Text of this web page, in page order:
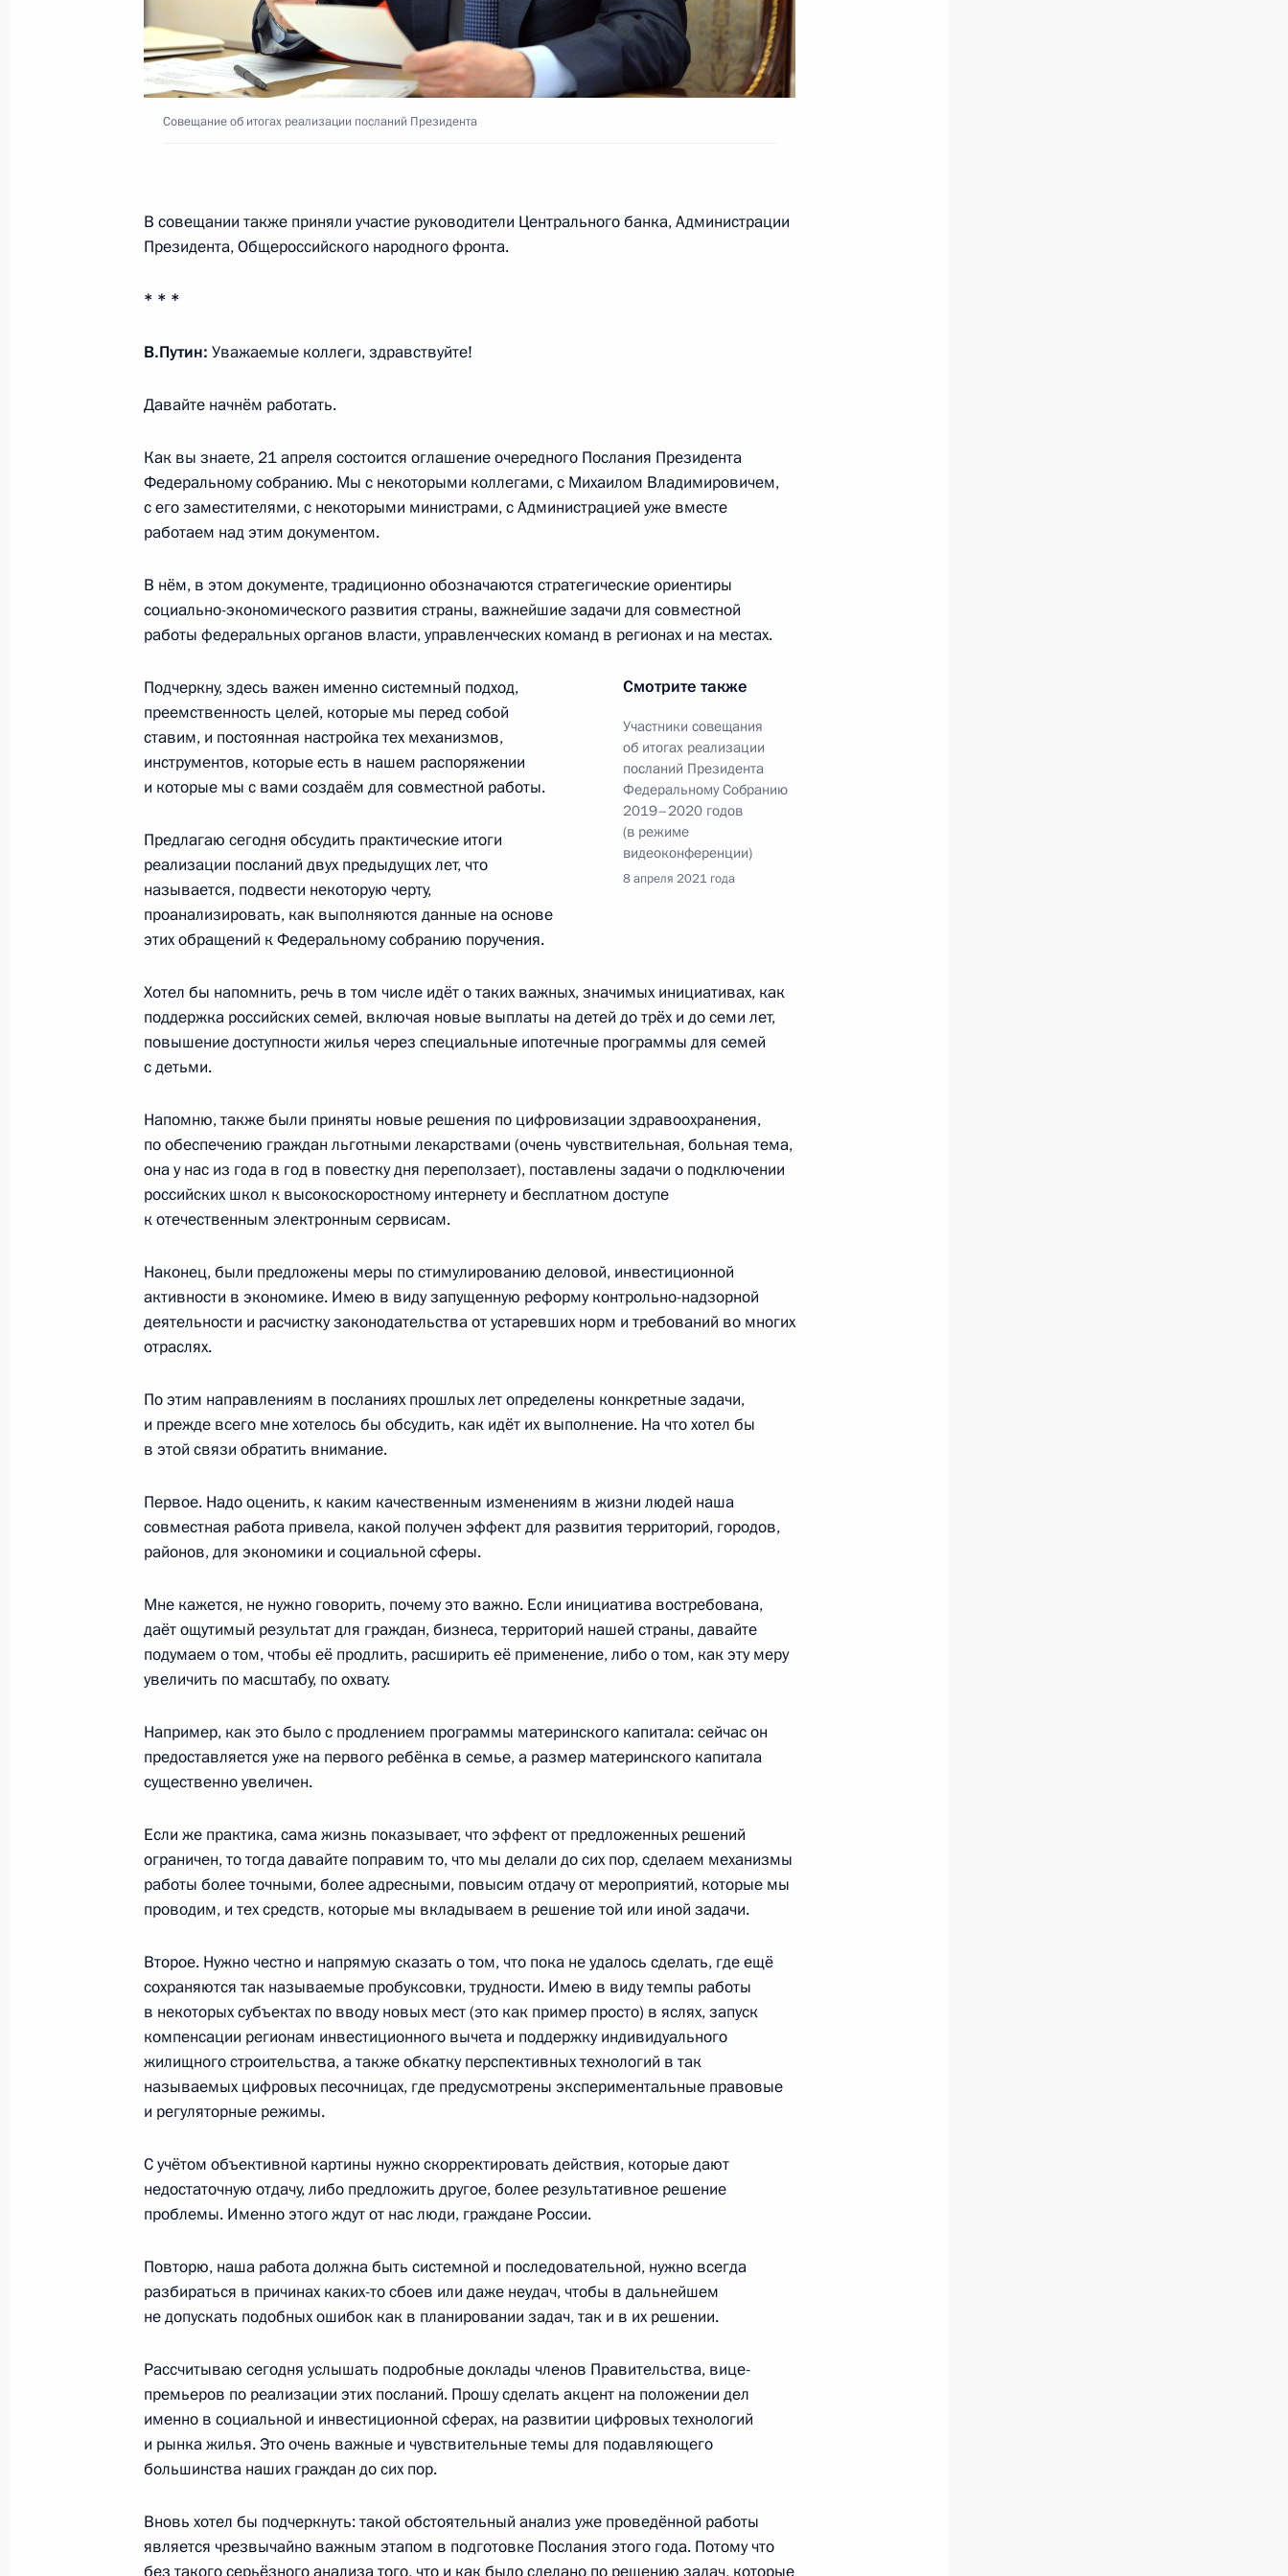
Совещание с членами Правительства
31 марта 2021 года, 16:50
и финансы»
Крыма и Севастополя
18 марта 2021 года, 17:15
активности
11 марта 2021 года, 16:30
Совещание с членами Правительства
10 марта 2021 года, 18:30
Подписан закон, касающийся порядка иностранного
инвестирования в стратегические предприятия
9 марта 2021 года, 19:25
Ратифицирован протокол, вносящий изменения в российско-
мальтийскую конвенцию об избежании двойного
налогообложения
9 марта 2021 года, 18:45
Перечень поручений по итогам совещания о ситуации
в банковской сфере
2 марта 2021 года, 17:00
В законодательство внесены изменения в части обеспечения
ответственности лиц, контролирующих финансовую организацию
Встреча с директором Федеральной службы по финансовому
19 февраля 2021 года, 13:10
Внесены изменения в закон о валютном регулировании
и валютном контроле
17 февраля 2021 года, 14:15
Заседание межведомственной рабочей группы
по противодействию незаконным финансовым операциям
Рабочая встреча с Министром экономического развития
Максимом Решетниковым
Сессия онлайн-форума «Давосская повестка дня 2021»
27 января 2021 года, 15:10
Совещание по экономическим вопросам
21 января 2021 года, 14:00
Перечень поручений по итогам совместного заседания Госсовета
и Совета по стратегическому развитию и нацпроектам
Внесены изменения в закон об официальном статистическом
учёте и закон об основах государственного регулирования
торговой деятельности
Совещание об итогах реализации посланий Президента
В совещании также приняли участие руководители Центрального банка, Администрации
Президента, Общероссийского народного фронта.
* * *
В.Путин: Уважаемые коллеги, здравствуйте!
Давайте начнём работать.
Как вы знаете, 21 апреля состоится оглашение очередного Послания Президента
Федеральному собранию. Мы с некоторыми коллегами, с Михаилом Владимировичем,
с его заместителями, с некоторыми министрами, с Администрацией уже вместе
работаем над этим документом.
В нём, в этом документе, традиционно обозначаются стратегические ориентиры
социально-экономического развития страны, важнейшие задачи для совместной
работы федеральных органов власти, управленческих команд в регионах и на местах.
Смотрите также
Участники совещания
об итогах реализации
посланий Президента
Федеральному Собранию
2019–2020 годов
(в режиме
видеоконференции)
8 апреля 2021 года
Подчеркну, здесь важен именно системный подход,
преемственность целей, которые мы перед собой
ставим, и постоянная настройка тех механизмов,
инструментов, которые есть в нашем распоряжении
и которые мы с вами создаём для совместной работы.
Предлагаю сегодня обсудить практические итоги
реализации посланий двух предыдущих лет, что
называется, подвести некоторую черту,
проанализировать, как выполняются данные на основе
этих обращений к Федеральному собранию поручения.
Хотел бы напомнить, речь в том числе идёт о таких важных, значимых инициативах, как
поддержка российских семей, включая новые выплаты на детей до трёх и до семи лет,
повышение доступности жилья через специальные ипотечные программы для семей
с детьми.
Напомню, также были приняты новые решения по цифровизации здравоохранения,
по обеспечению граждан льготными лекарствами (очень чувствительная, больная тема,
она у нас из года в год в повестку дня переползает), поставлены задачи о подключении
российских школ к высокоскоростному интернету и бесплатном доступе
к отечественным электронным сервисам.
Наконец, были предложены меры по стимулированию деловой, инвестиционной
активности в экономике. Имею в виду запущенную реформу контрольно-надзорной
деятельности и расчистку законодательства от устаревших норм и требований во многих
отраслях.
По этим направлениям в посланиях прошлых лет определены конкретные задачи,
и прежде всего мне хотелось бы обсудить, как идёт их выполнение. На что хотел бы
в этой связи обратить внимание.
Первое. Надо оценить, к каким качественным изменениям в жизни людей наша
совместная работа привела, какой получен эффект для развития территорий, городов,
районов, для экономики и социальной сферы.
Мне кажется, не нужно говорить, почему это важно. Если инициатива востребована,
даёт ощутимый результат для граждан, бизнеса, территорий нашей страны, давайте
подумаем о том, чтобы её продлить, расширить её применение, либо о том, как эту меру
увеличить по масштабу, по охвату.
Например, как это было с продлением программы материнского капитала: сейчас он
предоставляется уже на первого ребёнка в семье, а размер материнского капитала
существенно увеличен.
Если же практика, сама жизнь показывает, что эффект от предложенных решений
ограничен, то тогда давайте поправим то, что мы делали до сих пор, сделаем механизмы
работы более точными, более адресными, повысим отдачу от мероприятий, которые мы
проводим, и тех средств, которые мы вкладываем в решение той или иной задачи.
Второе. Нужно честно и напрямую сказать о том, что пока не удалось сделать, где ещё
сохраняются так называемые пробуксовки, трудности. Имею в виду темпы работы
в некоторых субъектах по вводу новых мест (это как пример просто) в яслях, запуск
компенсации регионам инвестиционного вычета и поддержку индивидуального
жилищного строительства, а также обкатку перспективных технологий в так
называемых цифровых песочницах, где предусмотрены экспериментальные правовые
и регуляторные режимы.
С учётом объективной картины нужно скорректировать действия, которые дают
недостаточную отдачу, либо предложить другое, более результативное решение
проблемы. Именно этого ждут от нас люди, граждане России.
Повторю, наша работа должна быть системной и последовательной, нужно всегда
разбираться в причинах каких-то сбоев или даже неудач, чтобы в дальнейшем
не допускать подобных ошибок как в планировании задач, так и в их решении.
Рассчитываю сегодня услышать подробные доклады членов Правительства, вице-
премьеров по реализации этих посланий. Прошу сделать акцент на положении дел
именно в социальной и инвестиционной сферах, на развитии цифровых технологий
и рынка жилья. Это очень важные и чувствительные темы для подавляющего
большинства наших граждан до сих пор.
Вновь хотел бы подчеркнуть: такой обстоятельный анализ уже проведённой работы
является чрезвычайно важным этапом в подготовке Послания этого года. Потому что
без такого серьёзного анализа того, что и как было сделано по решению задач, которые